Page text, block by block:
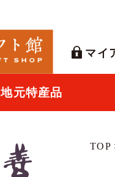
マイ
地元特産品
TOP